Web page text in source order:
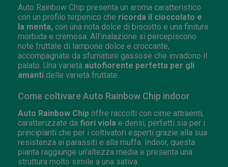
Auto Rainbow Chip presenta un aroma caratteristico
con un profilo terpenico che ricorda il cioccolato e
la menta, con una nota dolce di biscotto e una finitura
morbida e cremosa. All’inalazione si percepiscono
note fruttate di lampone dolce e croccante,
accompagnate da sfumature gassose che invadono il
palato. Una varietà autofiorente perfetta per gli
amanti delle varietà fruttate.
Come coltivare Auto Rainbow Chip indoor
Auto Rainbow Chip offre raccolti con cime attraenti,
caratterizzate da fiori viola e densi, perfetti sia per i
principianti che per i coltivatori esperti grazie alla sua
resistenza ai parassiti e alla muffa. Indoor, questa
pianta raggiunge un’altezza media e presenta una
struttura molto simile a una sativa.